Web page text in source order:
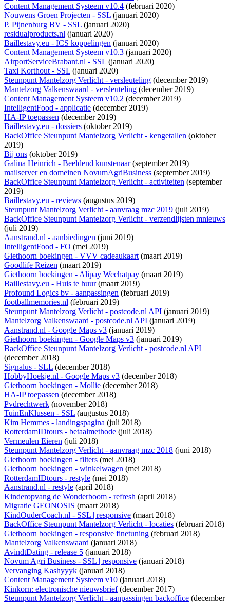
Content Management Systeem v10.4 (februari 2020)
Nouwens Groen Projecten - SSL (januari 2020)
P. Pijnenburg BV - SSL (januari 2020)
residualproducts.nl (januari 2020)
Baillestavy.eu - ICS koppelingen (januari 2020)
Content Management Systeem v10.3 (januari 2020)
AirportServiceBrabant.nl - SSL (januari 2020)
Taxi Korthout - SSL (januari 2020)
Steunpunt Mantelzorg Verlicht - versleuteling (december 2019)
Mantelzorg Valkenswaard - versleuteling (december 2019)
Content Management Systeem v10.2 (december 2019)
IntelligentFood - applicatie (december 2019)
HA-IP toepassen (december 2019)
Baillestavy.eu - dossiers (oktober 2019)
BackOffice Steunpunt Mantelzorg Verlicht - kengetallen (oktober
2019)
Bij ons (oktober 2019)
Galina Heinrich - Beeldend kunstenaar(september 2019)
mailserver en domeinen NovumAgriBusiness (september 2019)
BackOffice Steunpunt Mantelzorg Verlicht - activiteiten (september
2019)
Baillestavy.eu - reviews (augustus 2019)
Steunpunt Mantelzorg Verlicht - aanvraag mzc 2019 (juli 2019)
BackOffice Steunpunt Mantelzorg Verlicht - verzendlijsten mnieuws
(juli 2019)
Aanstrand.nl - aanbiedingen (juni 2019)
IntelligentFood - FO (mei 2019)
Giethoorn boekingen - VVV cadeaukaart(maart 2019)
Goodlife Reizen (maart 2019)
Giethoorn boekingen - Alipay Wechatpay (maart 2019)
Baillestavy.eu - Huis te huur(maart 2019)
Profound Logics bv - aanpassingen (februari 2019)
footballmemories.nl (februari 2019)
Steunpunt Mantelzorg Verlicht - postcode.nl API (januari 2019)
Mantelzorg Valkenswaard - postcode.nl API (januari 2019)
Aanstrand.nl - Google Maps v3 (januari 2019)
Giethoorn boekingen - Google Maps v3 (januari 2019)
BackOffice Steunpunt Mantelzorg Verlicht - postcode.nl API
(december 2018)
Signalus - SLL (december 2018)
HobbyHoekje.nl - Google Maps v3 (december 2018)
Giethoorn boekingen - Mollie (december 2018)
HA-IP toepassen (december 2018)
Pvdrechtwerk (november 2018)
TuinEnKlussen - SSL (augustus 2018)
Kim Hemmes - landingspagina (juli 2018)
RotterdamIDtours - betaalmethode (juli 2018)
Vermeulen Eieren (juli 2018)
Steunpunt Mantelzorg Verlicht - aanvraag mzc 2018 (juni 2018)
Giethoorn boekingen - filters (mei 2018)
Giethoorn boekingen - winkelwagen (mei 2018)
RotterdamIDtours - restyle (mei 2018)
Aanstrand.nl - restyle (april 2018)
Kinderopvang de Wonderboom - refresh (april 2018)
Migratie GEONOSIS (maart 2018)
KindOuderCoach.nl - SSL | responsive (maart 2018)
BackOffice Steunpunt Mantelzorg Verlicht - locaties (februari 2018)
Giethoorn boekingen - responsive finetuning (februari 2018)
Mantelzorg Valkenswaard (januari 2018)
AvindtDating - release 5 (januari 2018)
Novum Agri Business - SSL | responsive (januari 2018)
Vervanging Kashyyyk (januari 2018)
Content Management Systeem v10 (januari 2018)
Kinkorn: electronische nieuwsbrief(december 2017)
Steunpunt Mantelzorg Verlicht - aanpassingen backoffice (december